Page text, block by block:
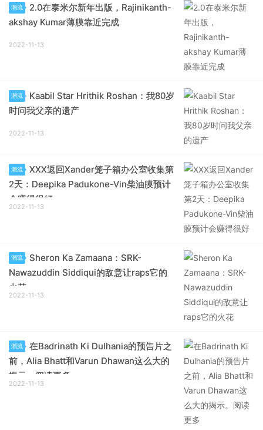
潮流
2.0在泰米尔新年出版，Rajinikanth-
akshay Kumar薄膜靠近完成
2022-11-13
潮流
Kaabil Star Hrithik Roshan：我80岁
时问我父亲的遗产
2022-11-13
潮流
XXX返回Xander笼子箱办公室收集第
2天：Deepika Padukone-Vin柴油膜预计
会赚得很好
2022-11-13
潮流
Sheron Ka Zamaana：SRK-
Nawazuddin Siddiqui的敌意让raps它的
火花
2022-11-13
潮流
在Badrinath Ki Dulhania的预告片之
前，Alia Bhatt和Varun Dhawan这么大的
揭示。阅读更多
2022-11-13